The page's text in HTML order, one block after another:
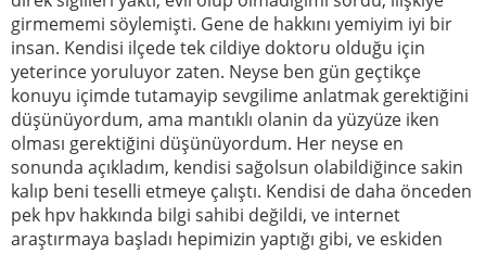
girmememi söylemişti. Gene de hakkını yemiyim iyi bir
insan. Kendisi ilçede tek cildiye doktoru olduğu için
yeterince yoruluyor zaten. Neyse ben gün geçtikçe
konuyu içimde tutamayip sevgilime anlatmak gerektiğini
düşünüyordum, ama mantıklı olanin da yüzyüze iken
olması gerektiğini düşünüyordum. Her neyse en
sonunda açıkladım, kendisi sağolsun olabildiğince sakin
kalıp beni teselli etmeye çalıştı. Kendisi de daha önceden
pek hpv hakkında bilgi sahibi değildi, ve internet
araştırmaya başladı hepimizin yaptığı gibi, ve eskiden